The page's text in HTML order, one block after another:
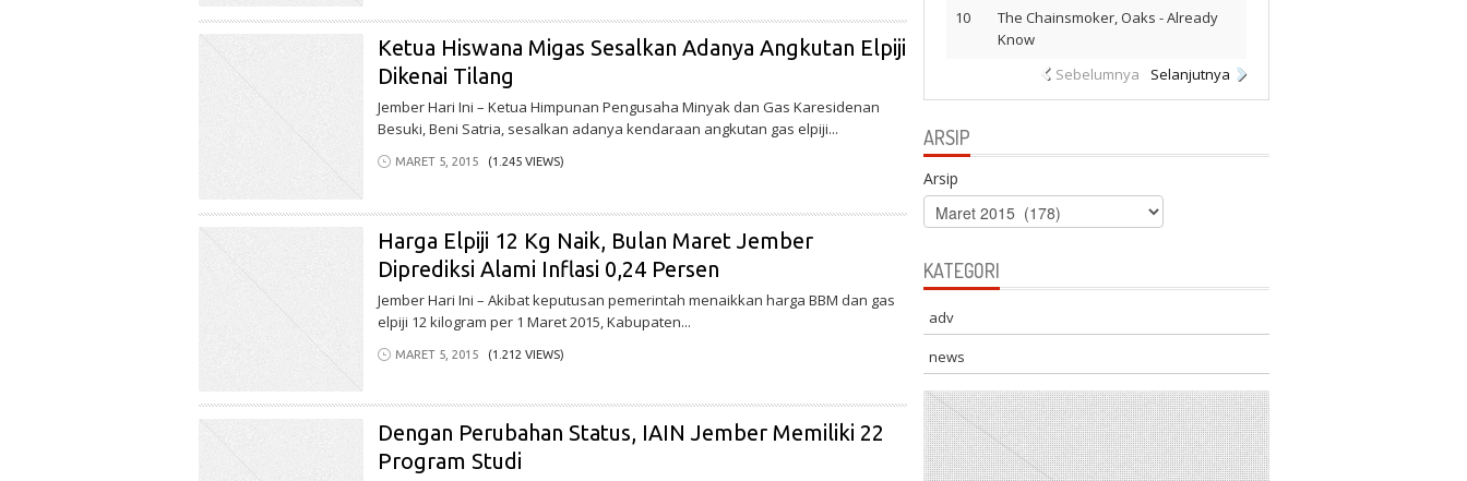
Ketua Hiswana Migas Sesalkan Adanya Angkutan Elpiji
Dikenai Tilang
Jember Hari Ini – Ketua Himpunan Pengusaha Minyak dan Gas Karesidenan
Besuki, Beni Satria, sesalkan adanya kendaraan angkutan gas elpiji...
MARET 5, 2015 (1.245 VIEWS)
Harga Elpiji 12 Kg Naik, Bulan Maret Jember
Diprediksi Alami Inflasi 0,24 Persen
Jember Hari Ini – Akibat keputusan pemerintah menaikkan harga BBM dan gas
elpiji 12 kilogram per 1 Maret 2015, Kabupaten...
MARET 5, 2015 (1.212 VIEWS)
Dengan Perubahan Status, IAIN Jember Memiliki 22
Program Studi
10
The Chainsmoker, Oaks - Already
Know
Sebelumnya
Selanjutnya
ARSIP
Arsip
KATEGORI
adv
news